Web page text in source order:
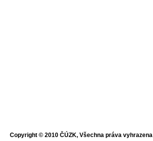
Copyright © 2010 ČÚZK, Všechna práva vyhrazena